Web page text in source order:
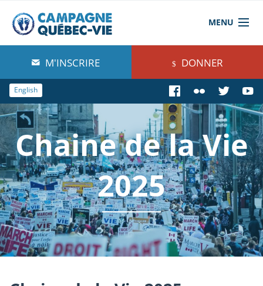
MENU
À propos de nous
Blog
Comprendre
Agir
Boutique
M'INSCRIRE DONNER
English
Chaine de la Vie
2025